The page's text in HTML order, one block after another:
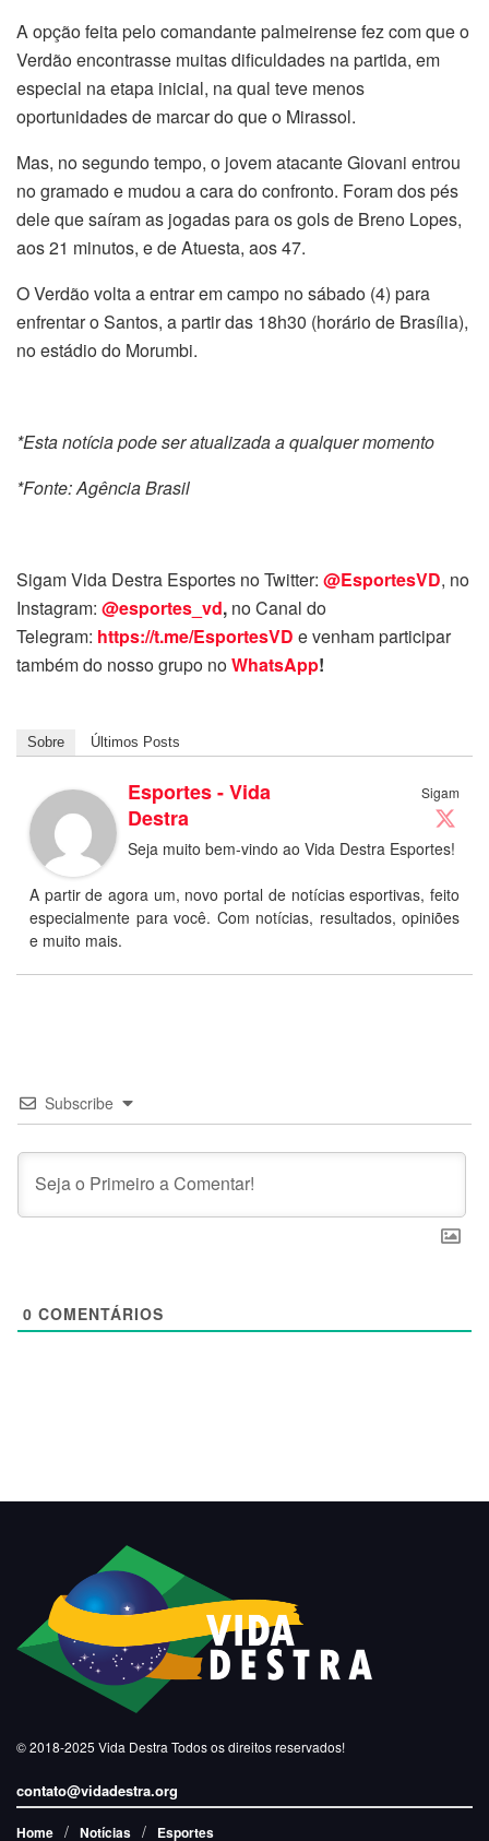
A opção feita pelo comandante palmeirense fez com que o
Verdão encontrasse muitas dificuldades na partida, em
especial na etapa inicial, na qual teve menos
oportunidades de marcar do que o Mirassol.
Mas, no segundo tempo, o jovem atacante Giovani entrou
no gramado e mudou a cara do confronto. Foram dos pés
dele que saíram as jogadas para os gols de Breno Lopes,
aos 21 minutos, e de Atuesta, aos 47.
O Verdão volta a entrar em campo no sábado (4) para
enfrentar o Santos, a partir das 18h30 (horário de Brasília),
no estádio do Morumbi.
*Esta notícia pode ser atualizada a qualquer momento
*Fonte: Agência Brasil
Sigam Vida Destra Esportes no Twitter: @EsportesVD, no
Instagram: @esportes_vd, no Canal do
Telegram: https://t.me/EsportesVD e venham participar
também do nosso grupo noWhatsApp!
Sobre Últimos Posts
Sigam
Esportes - Vida
Destra
Seja muito bem-vindo ao Vida Destra Esportes!
A partir de agora um, novo portal de notícias esportivas, feito
especialmente para você. Com notícias, resultados, opiniões
e muito mais.
Subscribe
0 COMENTÁRIOS
© 2018-2025 Vida Destra Todos os direitos reservados!
contato@vidadestra.org
Home Notícias Esportes